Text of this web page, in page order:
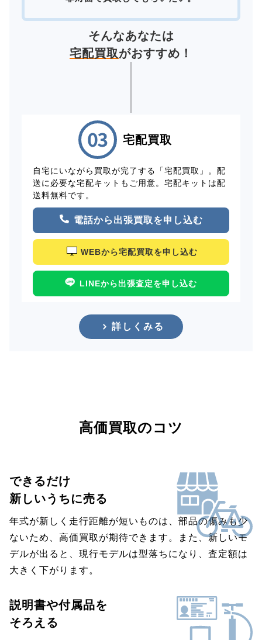
そんなあなたは
宅配買取がおすすめ！
宅配買取
自宅にいながら買取が完了する「宅配買取」。配
送に必要な宅配キットもご用意。宅配キットは配
送料無料です。
電話から出張買取を申し込む
WEBから宅配買取を申し込む
LINEから出張査定を申し込む
詳しくみる
高価買取のコツ
できるだけ
新しいうちに売る
年式が新しく走行距離が短いものは、部品の傷みも少
ないため、高価買取が期待できます。また、新しいモ
デルが出ると、現行モデルは型落ちになり、査定額は
大きく下がります。
説明書や付属品を
そろえる